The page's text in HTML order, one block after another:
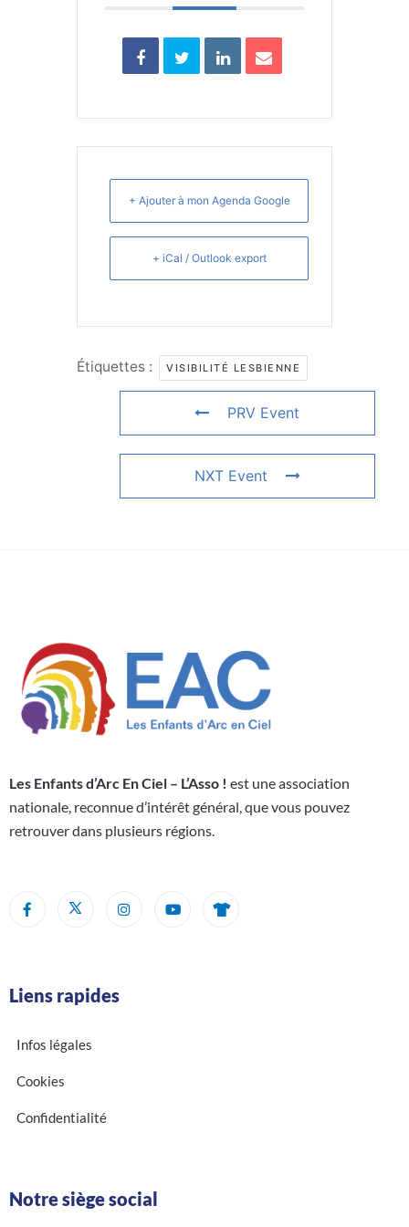
+ Ajouter à mon Agenda Google
+ iCal / Outlook export
Étiquettes : VISIBILITÉ LESBIENNE
PRV Event
NXT Event
Les Enfants d’Arc En Ciel – L’Asso ! est une association
nationale, reconnue d’intérêt général, que vous pouvez
retrouver dans plusieurs régions.
Liens rapides
Infos légales
Cookies
Confidentialité
Notre siège social